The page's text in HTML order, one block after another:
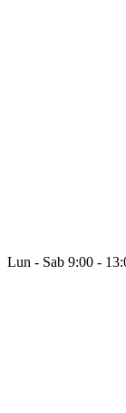
Lun - Sab 9:00 -